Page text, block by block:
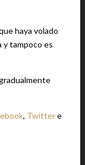
haya volado
y tampoco es
, Twittere